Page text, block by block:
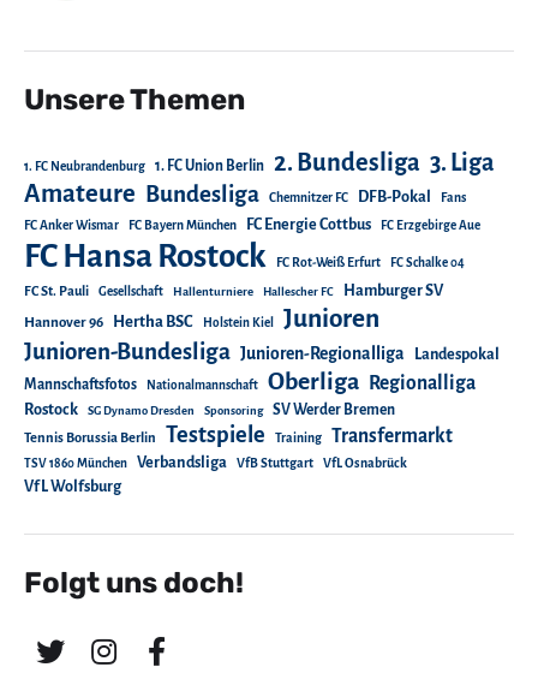
Unsere Themen
1. FC Neubrandenburg 1. FC Union Berlin 2. Bundesliga 3. Liga
Amateure Bundesliga Chemnitzer FC DFB-Pokal Fans
FC Anker Wismar FC Bayern München FC Energie Cottbus FC Erzgebirge Aue
FC Hansa Rostock FC Rot-Weiß Erfurt FC Schalke 04
FC St. Pauli Gesellschaft Hallenturniere Hallescher FC Hamburger SV
Hannover 96 Hertha BSC Holstein Kiel Junioren
Junioren-Bundesliga Junioren-Regionalliga
Landespokal
Mannschaftsfotos
Nationalmannschaft Oberliga Regionalliga
Rostock SG Dynamo Dresden Sponsoring SV Werder Bremen
Tennis Borussia Berlin Testspiele Training Transfermarkt
TSV 1860 München Verbandsliga VfB Stuttgart VfL Osnabrück
VfL Wolfsburg
Folgt uns doch!